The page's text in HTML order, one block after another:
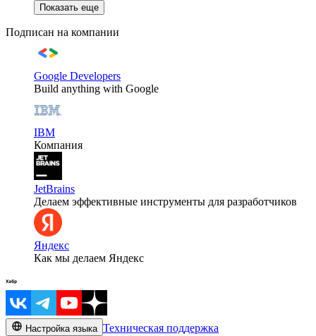
Показать еще
Подписан на компании
Google Developers
Build anything with Google
IBM
Компания
JetBrains
Делаем эффективные инструменты для разработчиков
Яндекс
Как мы делаем Яндекс
Настройка языка Техническая поддержка